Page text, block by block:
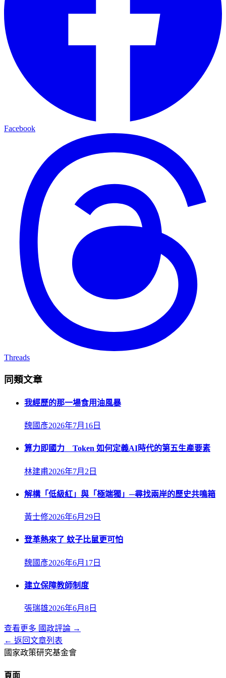
Facebook
Threads
同類文章
我經歷的那一場食用油風暴
魏國彥2026年7月16日
算力即國力 Token 如何定義AI時代的第五生產要素
林建甫2026年7月2日
解構「低級紅」與「極端獨」─尋找兩岸的歷史共鳴箱
黃士修2026年6月29日
登革熱來了 蚊子比鼠更可怕
魏國彥2026年6月17日
建立保障教師制度
張瑞雄2026年6月8日
查看更多 國政評論 →
← 返回文章列表
國家政策研究基金會
頁面